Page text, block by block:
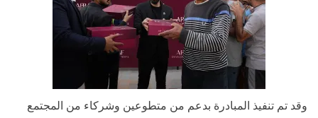
وقد تم تنفيذ المبادرة بدعم من متطوعين وشركاء من المجتمع